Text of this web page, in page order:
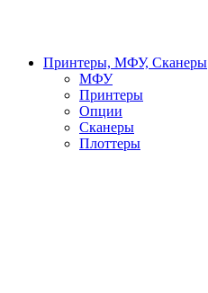
Принтеры, МФУ, Сканеры
МФУ
Принтеры
Опции
Сканеры
Плоттеры